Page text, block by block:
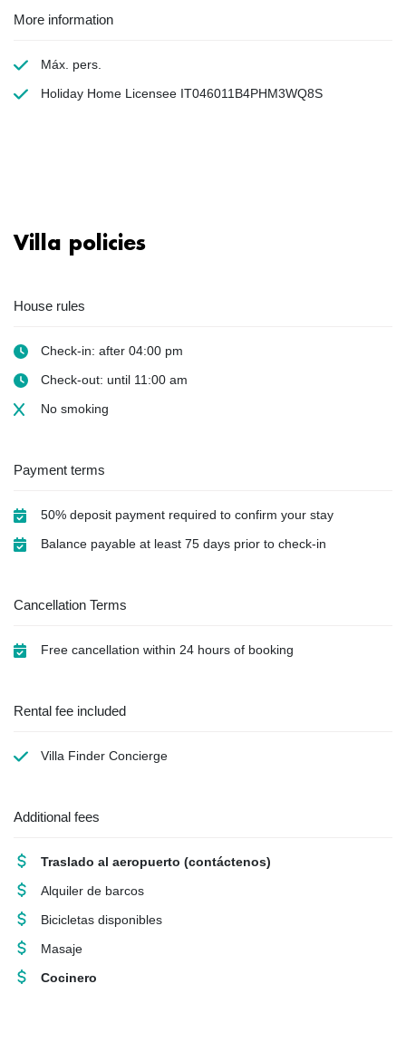
More information
Máx. pers.
Holiday Home Licensee IT046011B4PHM3WQ8S
Villa policies
House rules
Check-in: after 04:00 pm
Check-out: until 11:00 am
No smoking
Payment terms
50% deposit payment required to confirm your stay
Balance payable at least 75 days prior to check-in
Cancellation Terms
Free cancellation within 24 hours of booking
Rental fee included
Villa Finder Concierge
Additional fees
Traslado al aeropuerto (contáctenos)
Alquiler de barcos
Bicicletas disponibles
Masaje
Cocinero